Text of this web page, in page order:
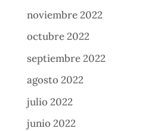
noviembre 2022
octubre 2022
septiembre 2022
agosto 2022
julio 2022
junio 2022